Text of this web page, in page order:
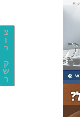
צ
ו
ר
ק
ש
ר